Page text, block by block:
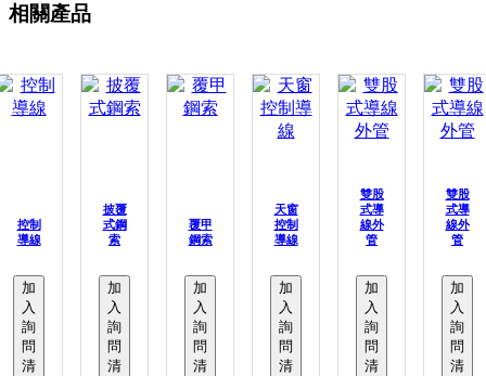
相關產品
控制
導線
加
入
詢
問
清
披覆
式鋼
索
加
入
詢
問
清
覆甲
鋼索
加
入
詢
問
清
天窗
控制
導線
加
入
詢
問
清
雙股
式導
線外
管
加
入
詢
問
清
雙股
式導
線外
管
加
入
詢
問
清